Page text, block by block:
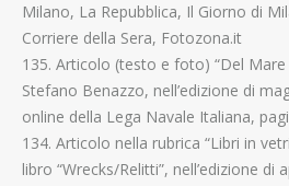
Milano, La Repubblica, Il Giorno di
Corriere della Sera, Fotozona.it
135. Articolo (testo e foto) “Del
Stefano Benazzo, nell’edizione di
online della Lega Navale Italiana,
134. Articolo nella rubrica “Libri in
libro “Wrecks/Relitti”, nell’edizione di